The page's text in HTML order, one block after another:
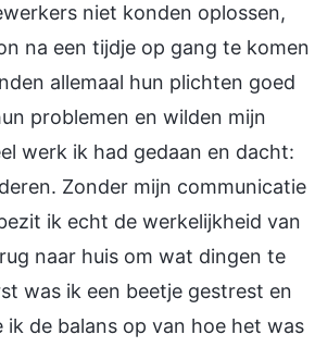
niet konden oplossen,
na een tijdje op gang te komen
allemaal hun plichten goed
problemen en wilden mijn
werk ik had gedaan en dacht:
Zonder mijn communicatie
ik echt de werkelijkheid van
naar huis om wat dingen te
was ik een beetje gestrest en
de balans op van hoe het was